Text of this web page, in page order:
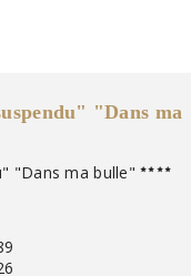
"Dans ma
"Dans ma bulle"